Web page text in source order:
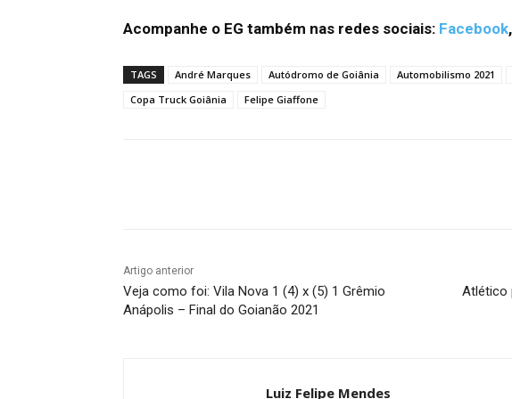
Acompanhe o EG também nas redes sociais: Facebook,
TAGS André Marques Autódromo de Goiânia Automobilismo 2021
Copa Truck Goiânia
Felipe Giaffone
Artigo anterior
Veja como foi: Vila Nova 1 (4) x (5) 1 Grêmio
Anápolis – Final do Goianão 2021
Atlético
Luiz Felipe Mendes